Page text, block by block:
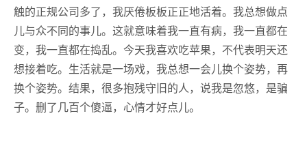
触的正规公司多了，我厌倦板板正正地活着。我总想做点
儿与众不同的事儿。这就意味着我一直有病，我一直都在
变，我一直都在捣乱。今天我喜欢吃苹果，不代表明天还
想接着吃。生活就是一场戏，我总想一会儿换个姿势，再
换个姿势。结果，很多抱残守旧的人，说我是忽悠，是骗
子。删了几百个傻逼，心情才好点儿。